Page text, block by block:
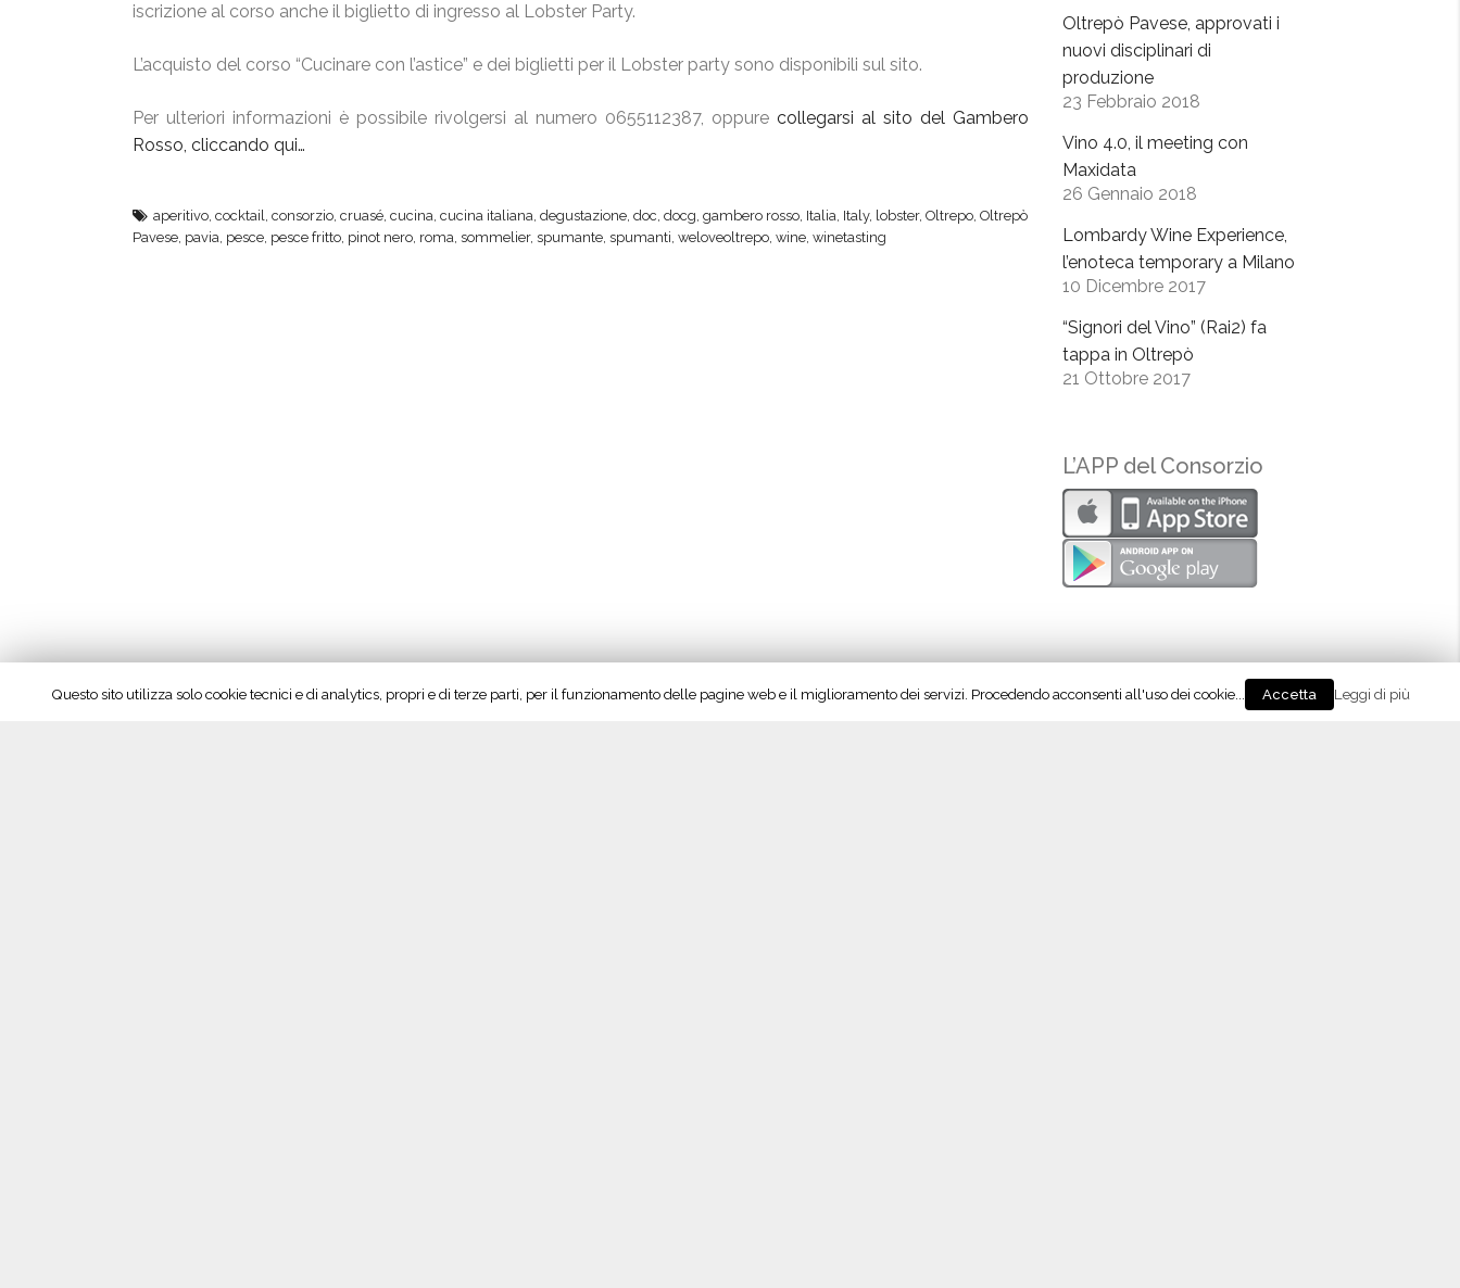
iscrizione al corso anche il biglietto di ingresso al Lobster Party.
L’acquisto del corso “Cucinare con l’astice” e dei biglietti per il Lobster party sono disponibili sul sito.
Per ulteriori informazioni è possibile rivolgersi al numero 0655112387, oppure collegarsi al sito del Gambero
Rosso, cliccando qui…
aperitivo, cocktail, consorzio, cruasé, cucina, cucina italiana, degustazione, doc, docg, gambero rosso, Italia, Italy, lobster, Oltrepo, Oltrepò
Pavese, pavia, pesce, pesce fritto, pinot nero, roma, sommelier, spumante, spumanti, weloveoltrepo, wine, winetasting
Oltrepò Pavese, approvati i
nuovi disciplinari di
produzione
23 Febbraio 2018
Vino 4.0, il meeting con
Maxidata
26 Gennaio 2018
Lombardy Wine Experience,
l’enoteca temporary a Milano
10 Dicembre 2017
“Signori del Vino” (Rai2) fa
tappa in Oltrepò
21 Ottobre 2017
L’APP del Consorzio
Go Wine Italian Tour, 20 ottobre a Milano
Questo sito utilizza solo cookie tecnici e di analytics, propri e di terze parti, per il funzionamento delle pagine web e il miglioramento dei servizi. Procedendo acconsenti all'uso dei cookie... Accetta Leggi di più